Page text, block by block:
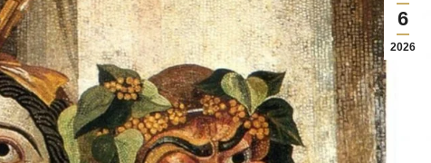
6
2026